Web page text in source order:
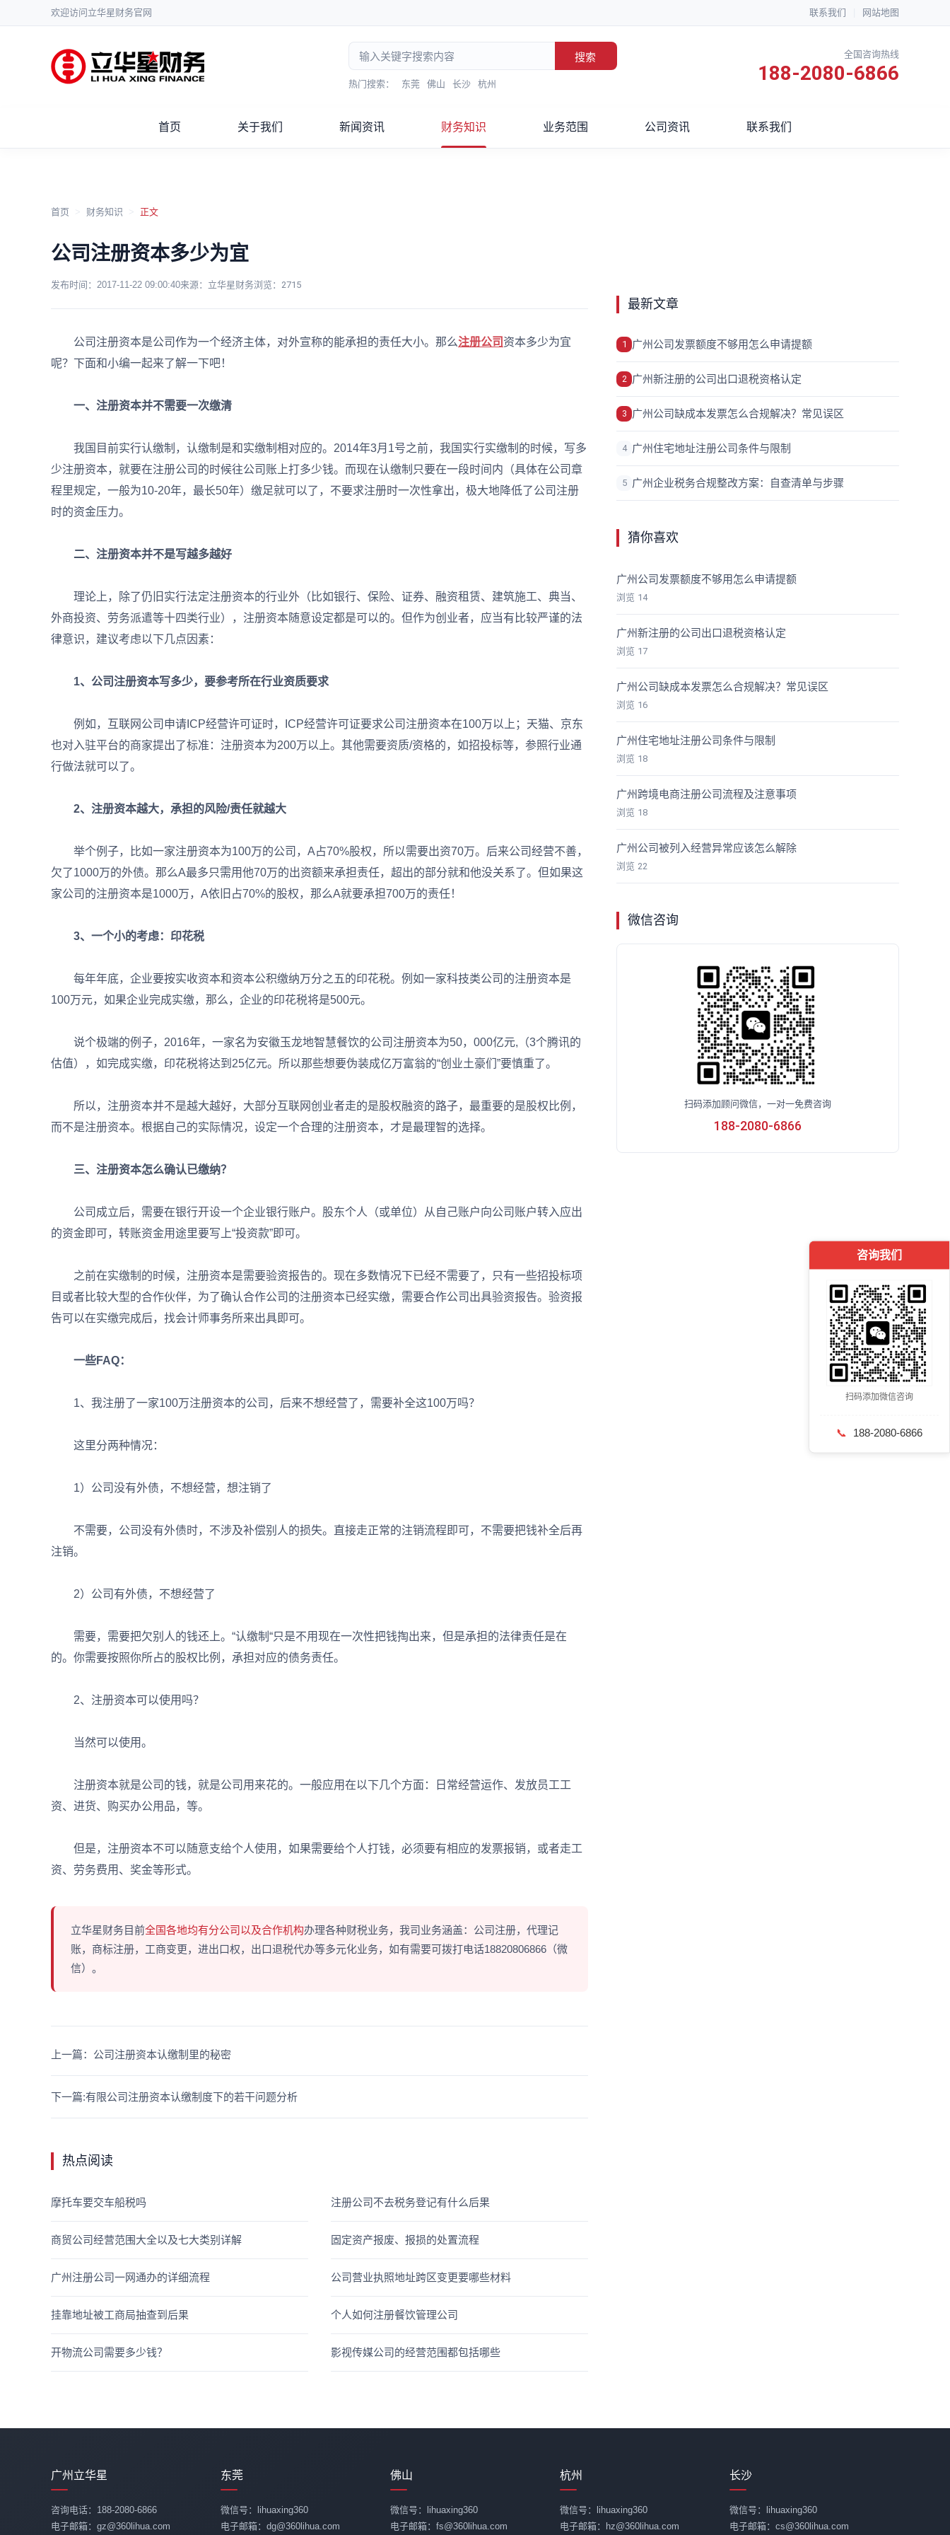
欢迎访问立华星财务官网 联系我们 网站地图
搜索
热门搜索： 东莞 佛山 长沙 杭州
全国咨询热线
188-2080-6866
首页 关于我们 新闻资讯 财务知识 业务范围 公司资讯 联系我们
首页 财务知识 正文
公司注册资本多少为宜
发布时间： 2017-11-22 09:00:40来源：立华星财务浏览： 2715
公司注册资本是公司作为一个经济主体，对外宣称的能承担的责任大小。那么注册公司 资本多少为宜
呢？下面和小编一起来了解一下吧！
一、注册资本并不需要一次缴清
我国目前实行认缴制，认缴制是和实缴制相对应的。2014年3月1号之前，我国实行实缴制的时候，写多
少注册资本，就要在注册公司的时候往公司账上打多少钱。而现在认缴制只要在一段时间内（具体在公司章
程里规定，一般为10-20年，最长50年）缴足就可以了，不要求注册时一次性拿出，极大地降低了公司注册
时的资金压力。
二、注册资本并不是写越多越好
理论上，除了仍旧实行法定注册资本的行业外（比如银行、保险、证券、融资租赁、建筑施工、典当、
外商投资、劳务派遣等十四类行业），注册资本随意设定都是可以的。但作为创业者，应当有比较严谨的法
律意识，建议考虑以下几点因素：
1、公司注册资本写多少，要参考所在行业资质要求
例如，互联网公司申请ICP经营许可证时，ICP经营许可证要求公司注册资本在100万以上；天猫、京东
也对入驻平台的商家提出了标准：注册资本为200万以上。其他需要资质/资格的，如招投标等，参照行业通
行做法就可以了。
2、注册资本越大，承担的风险/责任就越大
举个例子，比如一家注册资本为100万的公司，A占70%股权，所以需要出资70万。后来公司经营不善，
欠了1000万的外债。那么A最多只需用他70万的出资额来承担责任，超出的部分就和他没关系了。但如果这
家公司的注册资本是1000万，A依旧占70%的股权，那么A就要承担700万的责任！
3、一个小的考虑：印花税
每年年底，企业要按实收资本和资本公积缴纳万分之五的印花税。例如一家科技类公司的注册资本是
100万元，如果企业完成实缴，那么，企业的印花税将是500元。
说个极端的例子，2016年，一家名为安徽玉龙地智慧餐饮的公司注册资本为50，000亿元,（3个腾讯的
估值），如完成实缴，印花税将达到25亿元。所以那些想要伪装成亿万富翁的“创业土豪们”要慎重了。
所以，注册资本并不是越大越好，大部分互联网创业者走的是股权融资的路子，最重要的是股权比例，
而不是注册资本。根据自己的实际情况，设定一个合理的注册资本，才是最理智的选择。
三、注册资本怎么确认已缴纳？
公司成立后，需要在银行开设一个企业银行账户。股东个人（或单位）从自己账户向公司账户转入应出
的资金即可，转账资金用途里要写上“投资款”即可。
之前在实缴制的时候，注册资本是需要验资报告的。现在多数情况下已经不需要了，只有一些招投标项
目或者比较大型的合作伙伴，为了确认合作公司的注册资本已经实缴，需要合作公司出具验资报告。验资报
告可以在实缴完成后，找会计师事务所来出具即可。
一些FAQ：
1、我注册了一家100万注册资本的公司，后来不想经营了，需要补全这100万吗？
这里分两种情况：
1）公司没有外债，不想经营，想注销了
不需要，公司没有外债时，不涉及补偿别人的损失。直接走正常的注销流程即可，不需要把钱补全后再
注销。
2）公司有外债，不想经营了
需要，需要把欠别人的钱还上。“认缴制“只是不用现在一次性把钱掏出来，但是承担的法律责任是在
的。你需要按照你所占的股权比例，承担对应的债务责任。
2、注册资本可以使用吗？
当然可以使用。
注册资本就是公司的钱，就是公司用来花的。一般应用在以下几个方面：日常经营运作、发放员工工
资、进货、购买办公用品，等。
但是，注册资本不可以随意支给个人使用，如果需要给个人打钱，必须要有相应的发票报销，或者走工
资、劳务费用、奖金等形式。
立华星财务目前全国各地均有分公司以及合作机构办理各种财税业务，我司业务涵盖：公司注册，代理记
账，商标注册，工商变更，进出口权，出口退税代办等多元化业务，如有需要可拨打电话18820806866（微
信）。
下一篇:有限公司注册资本认缴制度下的若干问题分析
上一篇：公司注册资本认缴制里的秘密
热点阅读
摩托车要交车船税吗 注册公司不去税务登记有什么后果
商贸公司经营范围大全以及七大类别详解 固定资产报废、报损的处置流程
广州注册公司一网通办的详细流程 公司营业执照地址跨区变更要哪些材料
挂靠地址被工商局抽查到后果 个人如何注册餐饮管理公司
开物流公司需要多少钱？ 影视传媒公司的经营范围都包括哪些
最新文章
1 广州公司发票额度不够用怎么申请提额
2 广州新注册的公司出口退税资格认定
3 广州公司缺成本发票怎么合规解决？常见误区
4 广州住宅地址注册公司条件与限制
5 广州企业税务合规整改方案：自查清单与步骤
猜你喜欢
广州公司发票额度不够用怎么申请提额
浏览 14
广州新注册的公司出口退税资格认定
浏览 17
广州公司缺成本发票怎么合规解决？常见误区
浏览 16
广州住宅地址注册公司条件与限制
浏览 18
广州跨境电商注册公司流程及注意事项
浏览 18
广州公司被列入经营异常应该怎么解除
浏览 22
微信咨询
扫码添加顾问微信，一对一免费咨询
188-2080-6866
咨询我们
扫码添加微信咨询
📞 188-2080-6866
广州立华星
咨询电话：188-2080-6866
电子邮箱：gz@360lihua.com
东莞
微信号：lihuaxing360
电子邮箱：dg@360lihua.com
佛山
微信号：lihuaxing360
电子邮箱：fs@360lihua.com
杭州
微信号：lihuaxing360
电子邮箱：hz@360lihua.com
长沙
微信号：lihuaxing360
电子邮箱：cs@360lihua.com